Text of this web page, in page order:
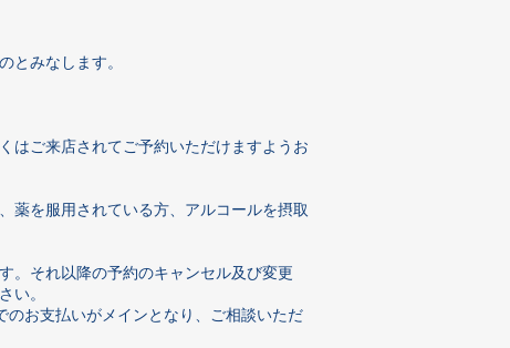
とみなします。
はご来店されてご予約いただけますようお
薬を服用されている方、アルコールを摂取
。それ以降の予約のキャンセル及び変更
い。
のお支払いがメインとなり、ご相談いただ